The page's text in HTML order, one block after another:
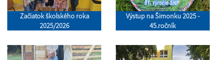
Začiatok školského roka
2025/2026
Výstup na Šimonku 2025 -
45.ročník